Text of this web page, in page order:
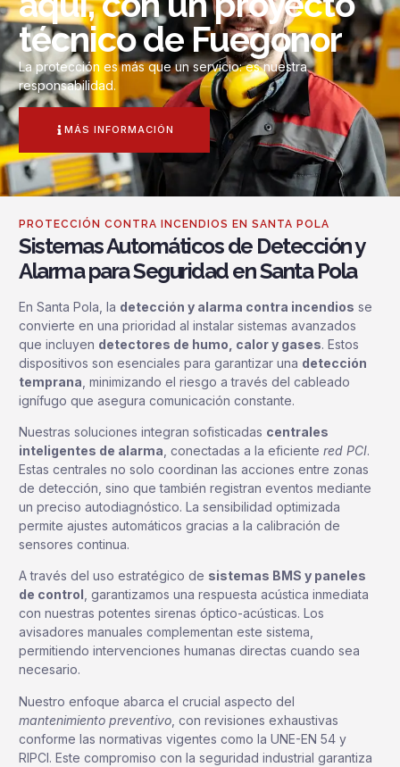
técnico de Fuegonor
La protección es más que un servicio: es nuestra
responsabilidad.
MÁS INFORMACIÓN
PROTECCIÓN CONTRA INCENDIOS EN SANTA POLA
Sistemas Automáticos de Detección y
Alarma para Seguridad en Santa Pola
En Santa Pola, la detección y alarma contra incendios se
convierte en una prioridad al instalar sistemas avanzados
que incluyen detectores de humo, calor y gases. Estos
dispositivos son esenciales para garantizar una detección
temprana , minimizando el riesgo a través del cableado
ignífugo que asegura comunicación constante.
Nuestras soluciones integran sofisticadas centrales
inteligentes de alarma , conectadas a la eficiente red PCI.
Estas centrales no solo coordinan las acciones entre zonas
de detección, sino que también registran eventos mediante
un preciso autodiagnóstico. La sensibilidad optimizada
permite ajustes automáticos gracias a la calibración de
sensores continua.
A través del uso estratégico de sistemas BMS y paneles
de control , garantizamos una respuesta acústica inmediata
con nuestras potentes sirenas óptico-acústicas. Los
avisadores manuales complementan este sistema,
permitiendo intervenciones humanas directas cuando sea
necesario.
Nuestro enfoque abarca el crucial aspecto del
mantenimiento preventivo , con revisiones exhaustivas
conforme las normativas vigentes como la UNE-EN 54 y
RIPCI. Este compromiso con la seguridad industrial garantiza